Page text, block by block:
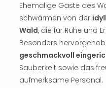
Ehemalige Gäste des
schwärmen von der
Wald, die für Ruhe und
Besonders
geschmackvoll
Sauberkeit sowie das
aufmerksame Personal.